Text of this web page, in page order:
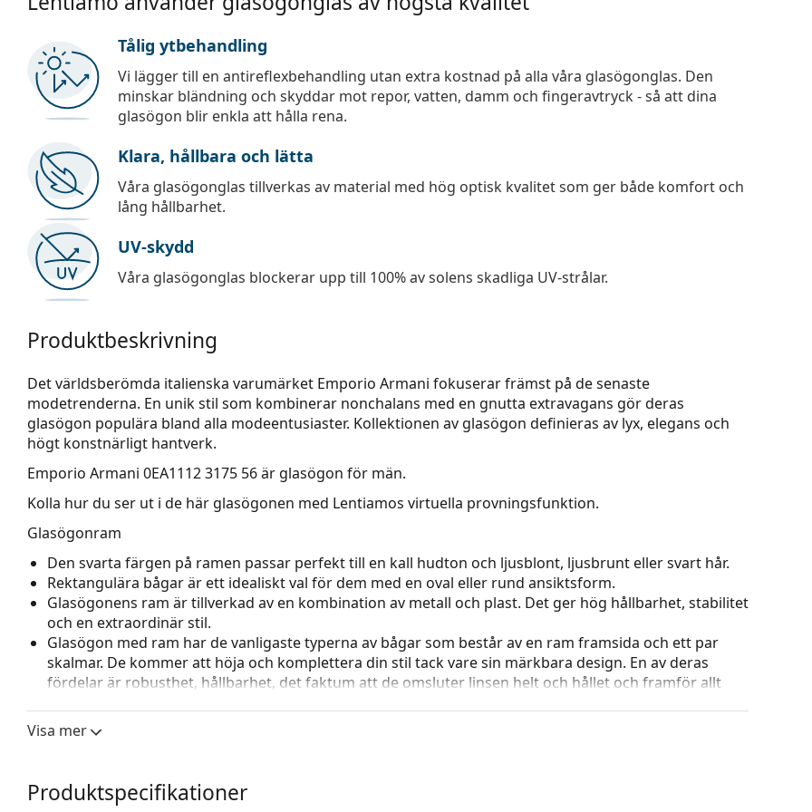
Tålig ytbehandling
Vi lägger till en antireflexbehandling utan extra kostnad på alla våra glasögonglas. Den
minskar bländning och skyddar mot repor, vatten, damm och fingeravtryck - så att dina
glasögon blir enkla att hålla rena.
Klara, hållbara och lätta
Våra glasögonglas tillverkas av material med hög optisk kvalitet som ger både komfort och
lång hållbarhet.
UV-skydd
Våra glasögonglas blockerar upp till 100% av solens skadliga UV-strålar.
Produktbeskrivning
Det världsberömda italienska varumärket Emporio Armani fokuserar främst på de senaste
modetrenderna. En unik stil som kombinerar nonchalans med en gnutta extravagans gör deras
glasögon populära bland alla modeentusiaster. Kollektionen av glasögon definieras av lyx, elegans och
högt konstnärligt hantverk.
Emporio Armani 0EA1112 3175 56är glasögon för män.
Kolla hur du ser ut i de här glasögonen med Lentiamos virtuella provningsfunktion.
Glasögonram
Den svarta färgen på ramen passar perfekt till en kall hudton och ljusblont, ljusbrunt eller svart hår.
Rektangulära bågar är ett idealiskt val för dem med en oval eller rund ansiktsform.
Glasögonens ram är tillverkad av en kombination av metall och plast. Det ger hög hållbarhet, stabilitet
och en extraordinär stil.
Glasögon med ram har de vanligaste typerna av bågar som består av en ram framsida och ett par
skalmar. De kommer att höja och komplettera din stil tack vare sin märkbara design. En av deras
fördelar är robusthet, hållbarhet, det faktum att de omsluter linsen helt och hållet och framför allt
Justerbara näskuddar gör det möjligt att försiktigt ändra positionen och passformen på dina
för att förhindra skador eller att de går sönder.
Visa mer
Produktspecifikationer